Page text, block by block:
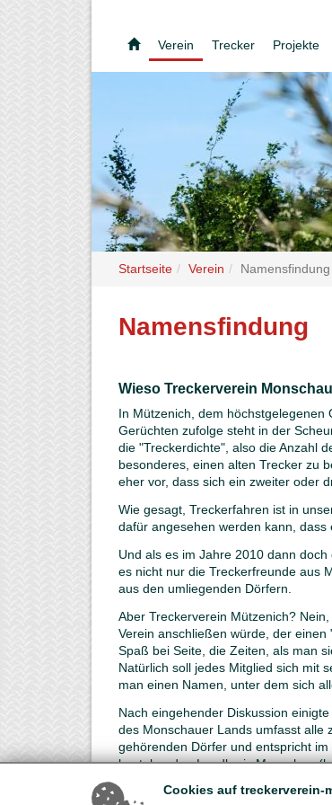
Verein Trecker Projekte
Startseite Verein Namensfindung
Namensfindung
Wieso Treckerverein
In Mützenich, dem höchstgelegenen
Gerüchten zufolge steht in der
die "Treckerdichte", also die Anzahl
besonderes, einen alten Trecker zu
eher vor, dass sich ein zweiter oder
Wie gesagt, Treckerfahren ist in
dafür angesehen werden kann, dass
Und als es im Jahre 2010 dann
es nicht nur die Treckerfreunde aus
aus den umliegenden Dörfern.
Aber Treckerverein Mützenich?
Verein anschließen würde, der
Spaß bei Seite, die Zeiten, als man
Natürlich soll jedes Mitglied sich mit
man einen Namen, unter dem sich
Nach eingehender Diskussion
des Monschauer Lands umfasst alle
gehörenden Dörfer und entspricht
bestehenden Landkreis Monschau
Cookies auf treckerverein-